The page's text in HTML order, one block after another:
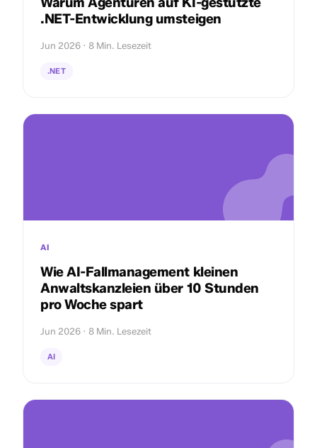
.NET-Entwicklung umsteigen
Jun 2026 · 8 Min. Lesezeit
.NET
AI
Wie AI-Fallmanagement kleinen
Anwaltskanzleien über 10 Stunden
pro Woche spart
Jun 2026 · 8 Min. Lesezeit
AI